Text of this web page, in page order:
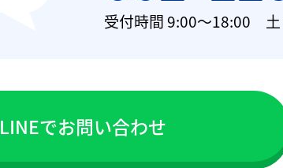
受付時間 9:00〜18:00 土
LINEでお問い合わせ